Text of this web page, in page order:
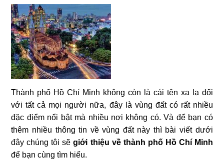
Thành phố Hồ Chí Minh không còn là cái tên xa lạ đối
với tất cả mọi người nữa, đây là vùng đất có rất nhiều
đặc điểm nổi bật mà nhiều nơi không có. Và để bạn có
thêm nhiều thông tin về vùng đất này thì bài viết dưới
đây chúng tôi sẽgiới thiệu về thành phố Hồ Chí Minh
để bạn cùng tìm hiểu.